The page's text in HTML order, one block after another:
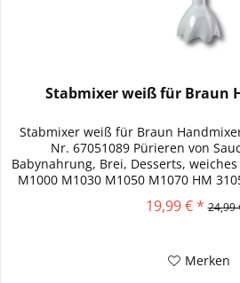
Stabmixer weiß für Braun
Stabmixer weiß für Braun
Nr. 67051089 Pürieren von
Babynahrung, Brei, Desserts,
M1000 M1030 M1050 M1070 HM
19,99 € * 24,99
Merken